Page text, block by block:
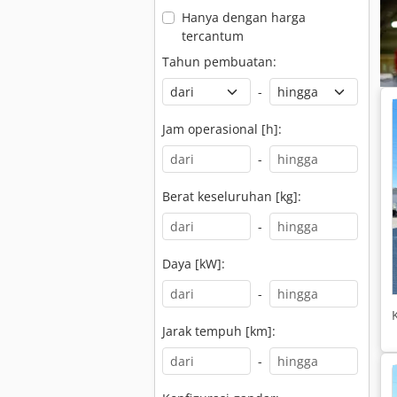
Hanya dengan harga
tercantum
Tahun pembuatan:
-
Jam operasional [h]:
-
Berat keseluruhan [kg]:
-
Daya [kW]:
-
Jarak tempuh [km]:
-